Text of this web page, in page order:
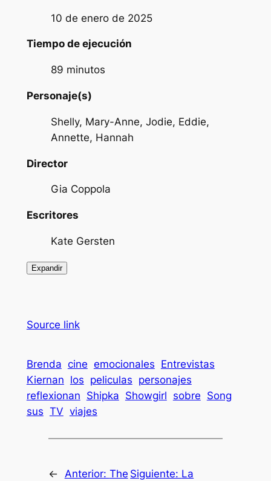
10 de enero de 2025
Tiempo de ejecución
89 minutos
Personaje(s)
Shelly, Mary-Anne, Jodie, Eddie,
Annette, Hannah
Director
Gia Coppola
Escritores
Kate Gersten
Expandir
Source link
Brenda cine emocionales Entrevistas
Kiernan los peliculas personajes
reflexionan Shipka Showgirl sobre Song
sus TV viajes
← Anterior: The Siguiente: La